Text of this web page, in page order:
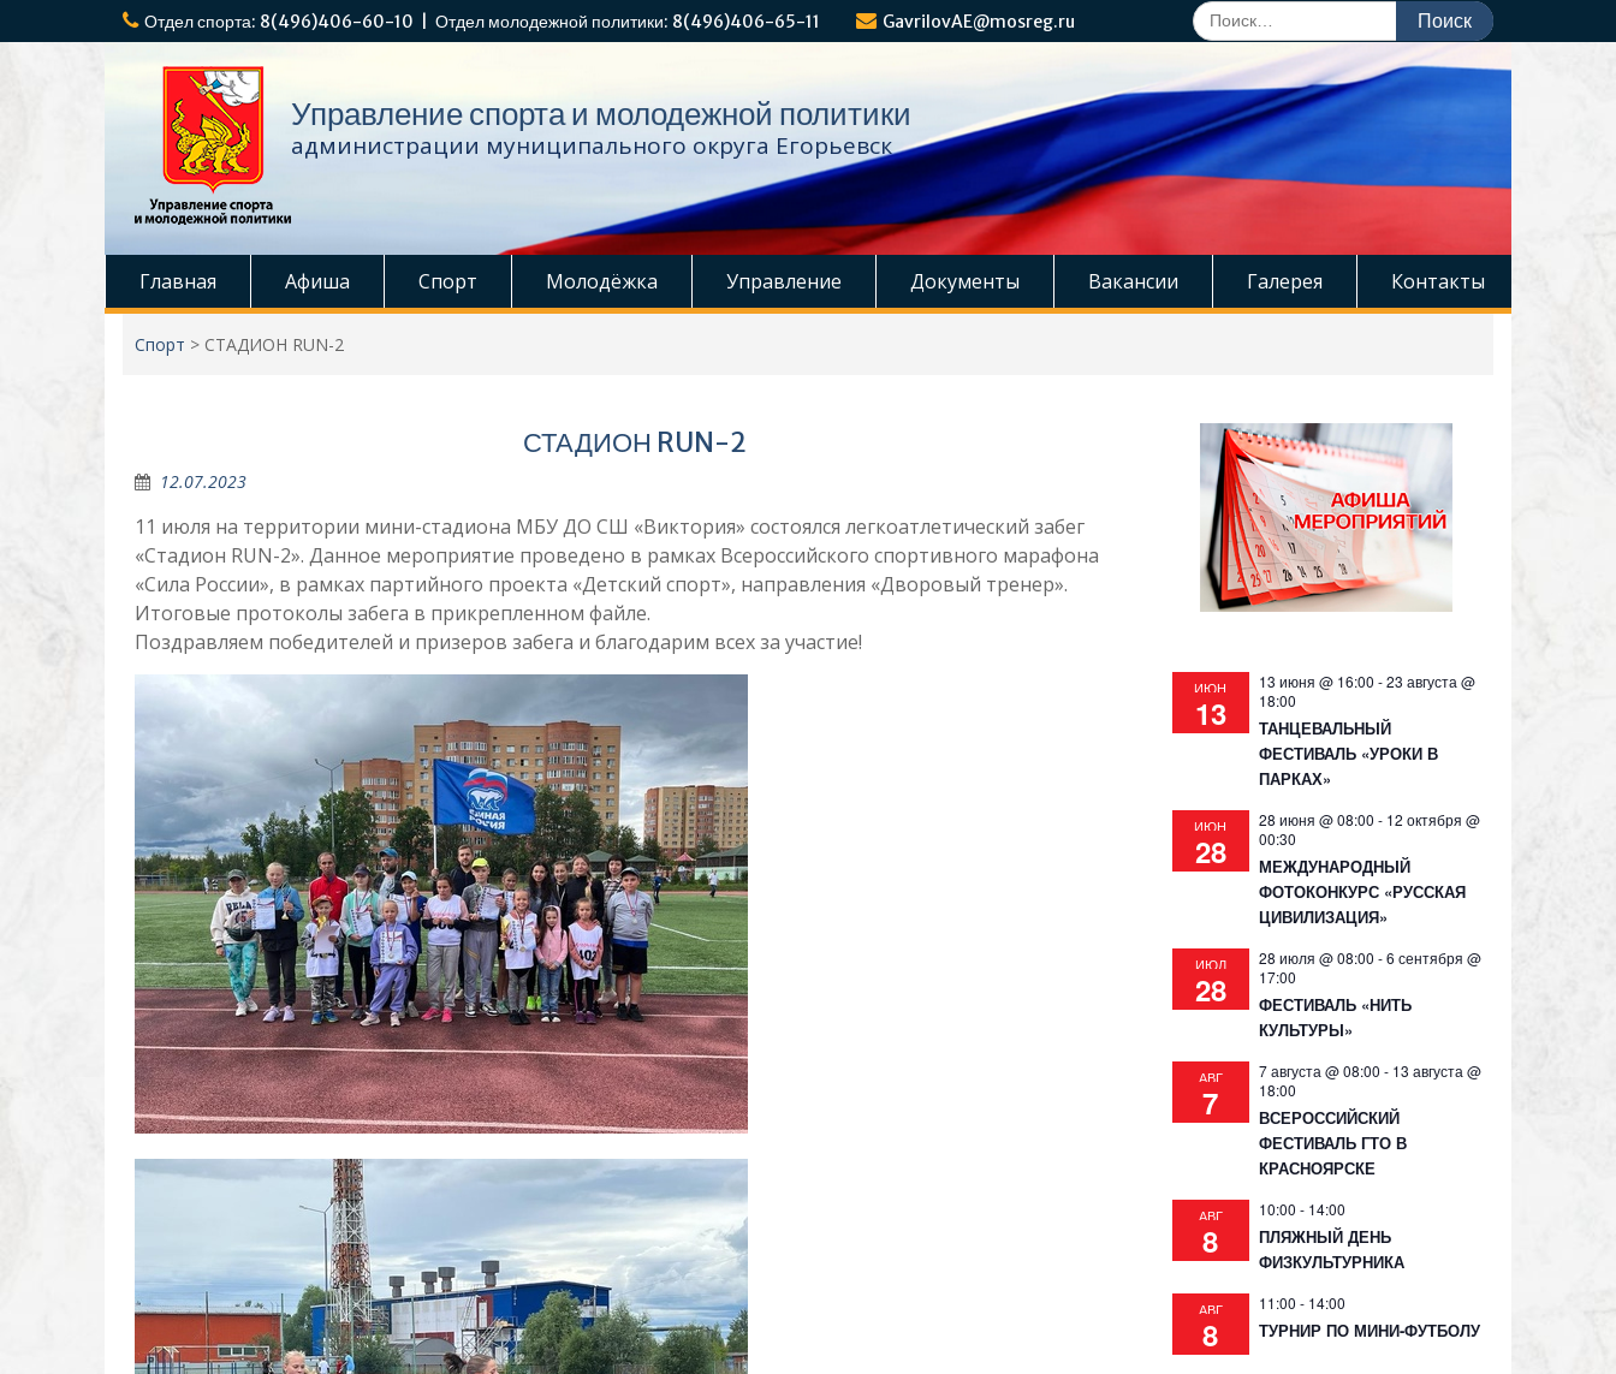
к
Отдел спорта: 8(496)406-60-10 | Отдел молодежной политики: 8(496)406-65-11 GavrilovAE@mosreg.ru
Поиск
по:
Управление спорта и молодежной политики
администрации муниципального округа Егорьевск
Главная Афиша Спорт Молодёжка Управление Документы Вакансии Галерея Контакты
Спорт > СТАДИОН RUN-2
СТАДИОН RUN-2
12.07.2023
11 июля на территории мини-стадиона МБУ ДО СШ «Виктория» состоялся легкоатлетический забег
«Стадион RUN-2». Данное мероприятие проведено в рамках Всероссийского спортивного марафона
«Сила России», в рамках партийного проекта «Детский спорт», направления «Дворовый тренер».
Итоговые протоколы забега в прикрепленном файле.
Поздравляем победителей и призеров забега и благодарим всех за участие!
ИЮН
13
13 июня @ 16:00 -23 августа @
18:00
ТАНЦЕВАЛЬНЫЙ
ФЕСТИВАЛЬ «УРОКИ В
ПАРКАХ»
ИЮН
28
28 июня @ 08:00 - 12 октября @
00:30
МЕЖДУНАРОДНЫЙ
ФОТОКОНКУРС «РУССКАЯ
ЦИВИЛИЗАЦИЯ»
ИЮЛ
28
28 июля @ 08:00 -6 сентября @
17:00
ФЕСТИВАЛЬ «НИТЬ
КУЛЬТУРЫ»
АВГ
7
7 августа @ 08:00 - 13 августа @
18:00
ВСЕРОССИЙСКИЙ
ФЕСТИВАЛЬ ГТО В
КРАСНОЯРСКЕ
АВГ
8
10:00 - 14:00
ПЛЯЖНЫЙ ДЕНЬ
ФИЗКУЛЬТУРНИКА
АВГ
8
11:00 - 14:00
ТУРНИР ПО МИНИ-ФУТБОЛУ